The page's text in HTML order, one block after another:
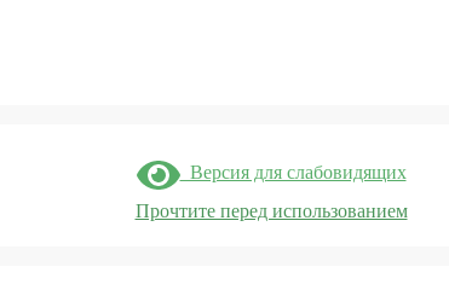
Версия для слабовидящих
Прочтите перед использованием